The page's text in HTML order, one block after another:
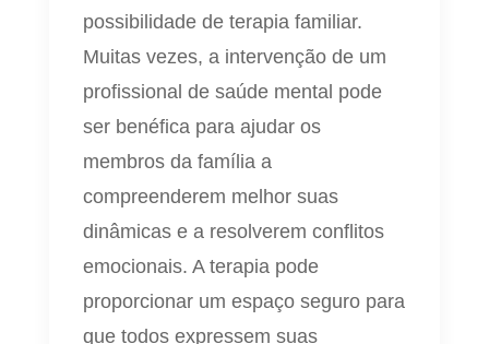
possibilidade de terapia familiar.
Muitas vezes, a intervenção de um
profissional de saúde mental pode
ser benéfica para ajudar os
membros da família a
compreenderem melhor suas
dinâmicas e a resolverem conflitos
emocionais. A terapia pode
proporcionar um espaço seguro para
que todos expressem suas